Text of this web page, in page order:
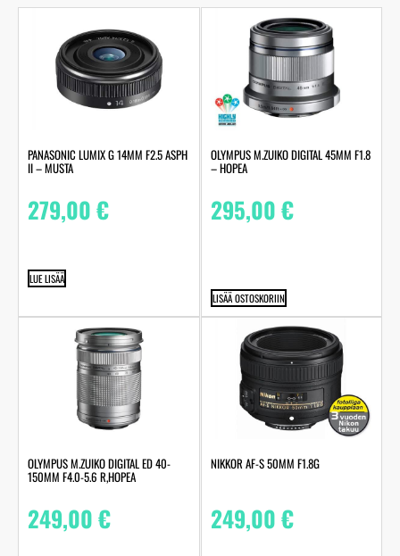
PANASONIC LUMIX G 14MM F2.5 ASPH
II – MUSTA
279,00€
LUE LISÄÄ
OLYMPUS M.ZUIKO DIGITAL 45MM F1.8
– HOPEA
295,00€
LISÄÄ OSTOSKORIIN
OLYMPUS M.ZUIKO DIGITAL ED 40-
150MM F4.0-5.6 R,HOPEA
249,00€
NIKKOR AF-S 50MM F1.8G
249,00€